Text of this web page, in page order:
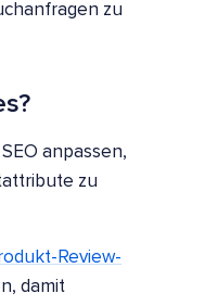
zu
anpassen,
zu
Review-
damit